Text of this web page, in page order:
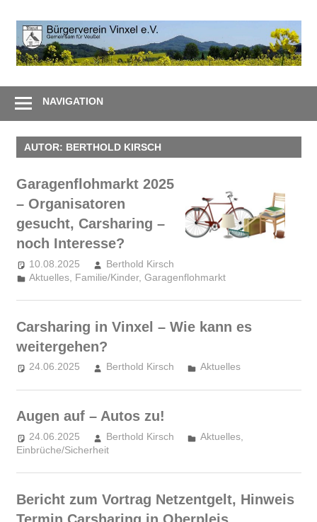
Inhalt
springen
ZusammenNAVIGATION
AUTOR: BERTHOLD KIRSCH
Garagenflohmarkt 2025
– Organisatoren
gesucht, Carsharing –
noch Interesse?
10.08.2025
Berthold Kirsch
Aktuelles Familie/Kinder,Garagenflohmarkt
Carsharing in Vinxel – Wie kann es
weitergehen?
24.06.2025 Berthold Kirsch Aktuelles
Augen auf – Autos zu!
24.06.2025 Berthold Kirsch Aktuelles
Einbrüche/Sicherheit
Bericht zum Vortrag Netzentgelt, Hinweis